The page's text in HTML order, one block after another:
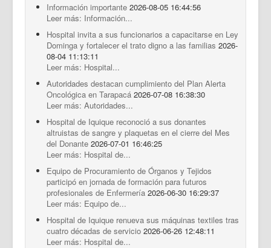
Contáctenos
Intranet
Planificación
Gestión de Personas
Documentos Destacados
Información importante 2026-08-05 16:44:56
Leer más: Información...
Hospital invita a sus funcionarios a capacitarse en Ley
Dominga y fortalecer el trato digno a las familias 2026-
08-04 11:13:11
Leer más: Hospital...
Autoridades destacan cumplimiento del Plan Alerta
Oncológica en Tarapacá 2026-07-08 16:38:30
Leer más: Autoridades...
Hospital de Iquique reconoció a sus donantes
altruistas de sangre y plaquetas en el cierre del Mes
del Donante 2026-07-01 16:46:25
Leer más: Hospital de...
Equipo de Procuramiento de Órganos y Tejidos
participó en jornada de formación para futuros
profesionales de Enfermería 2026-06-30 16:29:37
Leer más: Equipo de...
Hospital de Iquique renueva sus máquinas textiles tras
cuatro décadas de servicio 2026-06-26 12:48:11
Leer más: Hospital de...